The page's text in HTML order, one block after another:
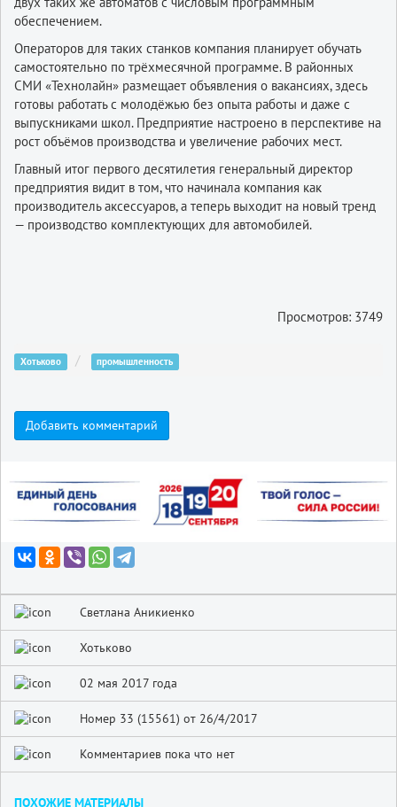
обеспечением.
Операторов для таких станков компания планирует обучать
самостоятельно по трёхмесячной программе. В районных
СМИ «Технолайн» размещает объявления о вакансиях, здесь
готовы работать с молодёжью без опыта работы и даже с
выпускниками школ. Предприятие настроено в перспективе на
рост объёмов производства и увеличение рабочих мест.
Главный итог первого десятилетия генеральный директор
предприятия видит в том, что начинала компания как
производитель аксессуаров, а теперь выходит на новый тренд
— производство комплектующих для автомобилей.
Просмотров: 3749
Хотьково промышленность
Добавить комментарий
Светлана Аникиенко
Хотьково
02 мая 2017 года
Номер 33 (15561) от 26/4/2017
Комментариев пока что нет
ПОХОЖИЕ МАТЕРИАЛЫ